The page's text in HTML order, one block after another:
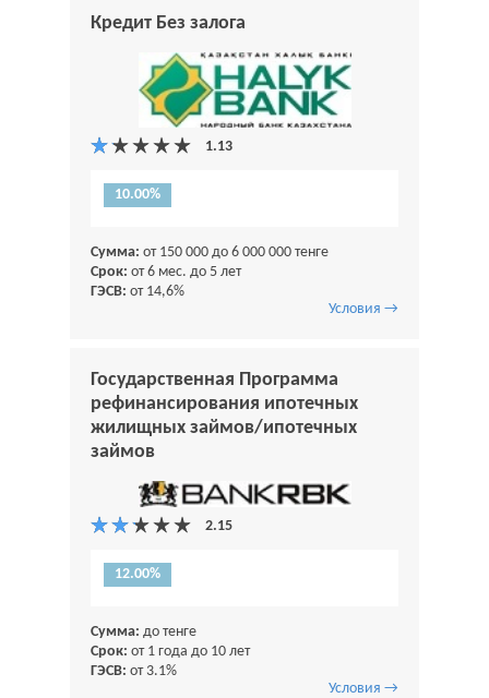
Кредит Без залога
10.00%
Сумма: от 150 000 до 6 000 000 тенге
Срок: от 6 мес. до 5 лет
ГЭСВ: от 14,6%
Условия →
Государственная Программа
рефинансирования ипотечных
жилищных займов/ипотечных
займов
12.00%
Сумма: до тенге
Срок: от 1 года до 10 лет
ГЭСВ: от 3.1%
Условия →